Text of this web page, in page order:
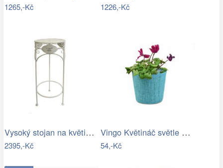
1265,-Kč 1226,-Kč
Vysoký stojan na květiny provence - SD
2395,-Kč
Vingo Květináč světle modrý s…
54,-Kč